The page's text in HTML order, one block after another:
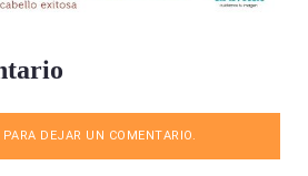
PARA DEJAR UN COMENTARIO.